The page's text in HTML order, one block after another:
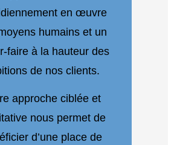
en œuvre
humains et un
faire à la hauteur des
de nos clients.
approche ciblée et
nous permet de
d’une place de